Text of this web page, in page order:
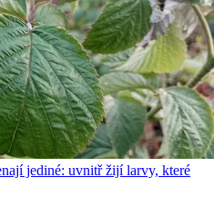
jediné: uvnitř žijí larvy, které